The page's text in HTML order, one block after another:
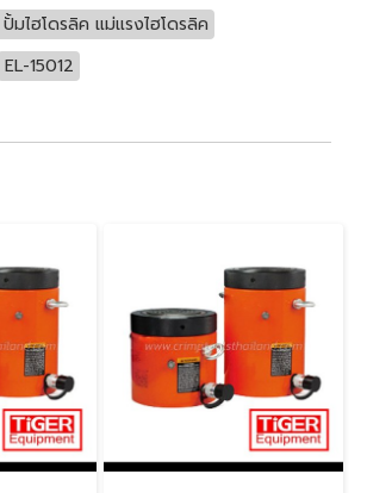
มไฮโดรลิค แม่แรงไฮโดรลิค
EL-15012